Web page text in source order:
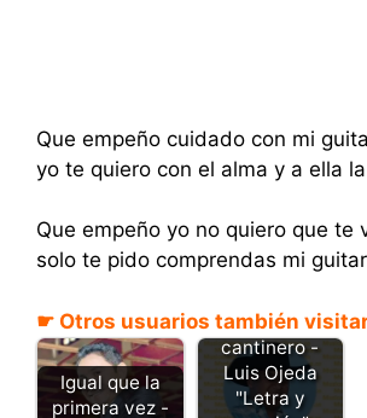
Que empeño cuidado con mi
yo te quiero con el alma y a ella
Que empeño yo no quiero que te
solo te pido comprendas mi
☛ Otros usuarios también
Igual que la
primera vez -
Sirva copas
cantinero -
Luis Ojeda
"Letra y